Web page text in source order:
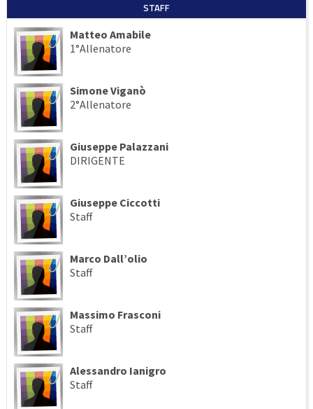
STAFF
Matteo Amabile
1°Allenatore
Simone Viganò
2°Allenatore
Giuseppe Palazzani
DIRIGENTE
Giuseppe Ciccotti
Staff
Marco Dall’olio
Staff
Massimo Frasconi
Staff
Alessandro Ianigro
Staff